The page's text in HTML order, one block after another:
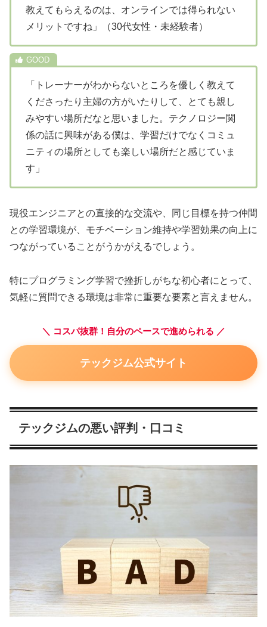
教えてもらえるのは、オンラインでは得られない
メリットですね」（30代女性・未経験者）
「トレーナーがわからないところを優しく教えて
くださったり主婦の方がいたりして、とても親し
みやすい場所だなと思いました。テクノロジー関
係の話に興味がある僕は、学習だけでなくコミュ
ニティの場所としても楽しい場所だと感じていま
す」
現役エンジニアとの直接的な交流や、同じ目標を持つ仲間
との学習環境が、モチベーション維持や学習効果の向上に
つながっていることがうかがえるでしょう。
特にプログラミング学習で挫折しがちな初心者にとって、
気軽に質問できる環境は非常に重要な要素と言えません。
＼ コスパ抜群！自分のペースで進められる ／
テックジム公式サイト
テックジムの悪い評判・口コミ